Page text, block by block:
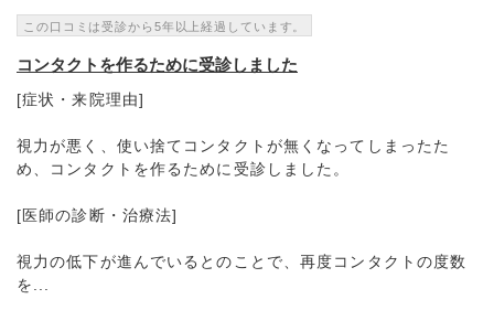
この口コミは受診から5年以上経過しています。
コンタクトを作るために受診しました
[症状・来院理由]
視力が悪く、使い捨てコンタクトが無くなってしまったた
め、コンタクトを作るために受診しました。
[医師の診断・治療法]
視力の低下が進んでいるとのことで、再度コンタクトの度数
を...